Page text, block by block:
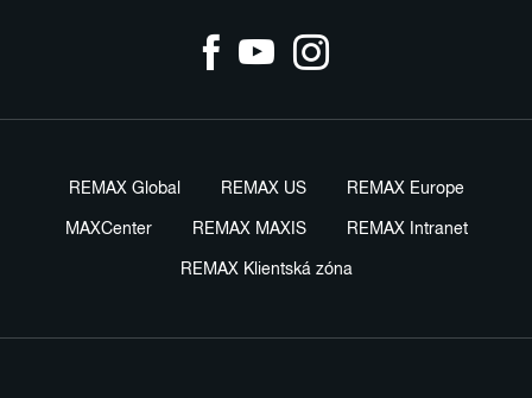
REMAX Global REMAX US REMAX Europe
MAXCenter REMAX MAXIS REMAX Intranet
REMAX Klientská zóna